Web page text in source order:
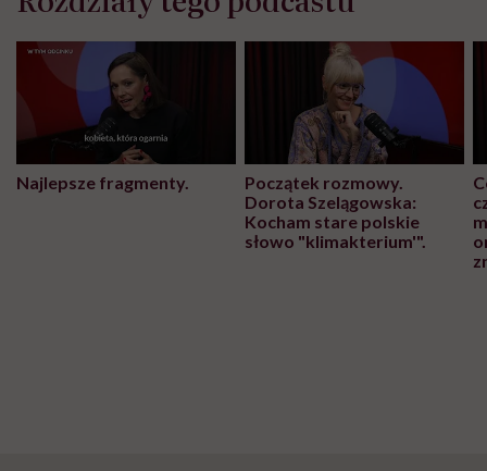
Najlepsze fragmenty.
Początek rozmowy.
Dorota Szelągowska:
Kocham stare polskie
słowo "klimakterium'".